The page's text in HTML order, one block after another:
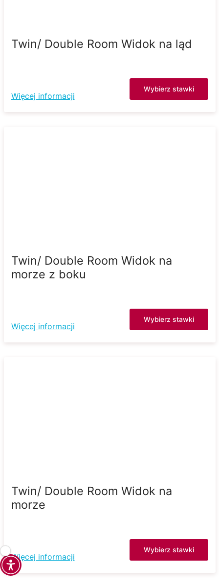
Twin/ Double Room Widok na ląd
Więcej informacji
Wybierz stawki
Twin/ Double Room Widok na
morze z boku
Więcej informacji
Wybierz stawki
Twin/ Double Room Widok na
morze
Więcej informacji
Wybierz stawki